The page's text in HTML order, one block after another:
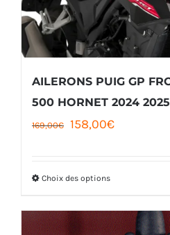
être
choisies
sur
la
page
du
AILERONS PUIG GP
500 HORNET 2024 2025
169,00€ Le
169,00€.
158,00€Le
158,00€.
Choix des optionsCe
a